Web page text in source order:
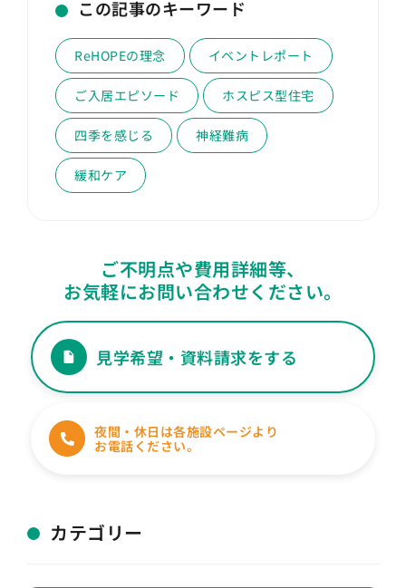
この記事のキーワード
ReHOPEの理念 イベントレポート
ご入居エピソード ホスピス型住宅
四季を感じる 神経難病
緩和ケア
ご不明点や費用詳細等、
お気軽にお問い合わせください。
見学希望・資料請求をする
夜間・休日は各施設ページより
お電話ください。
カテゴリー